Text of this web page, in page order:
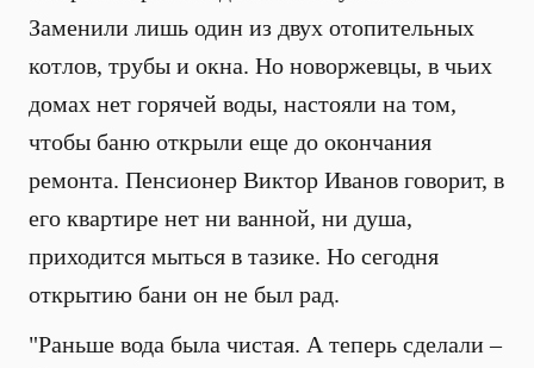
Заменили лишь один из двух отопительных
котлов, трубы и окна. Но новоржевцы, в чьих
домах нет горячей воды, настояли на том,
чтобы баню открыли еще до окончания
ремонта. Пенсионер Виктор Иванов говорит, в
его квартире нет ни ванной, ни душа,
приходится мыться в тазике. Но сегодня
открытию бани он не был рад.
"Раньше вода была чистая. А теперь сделали –